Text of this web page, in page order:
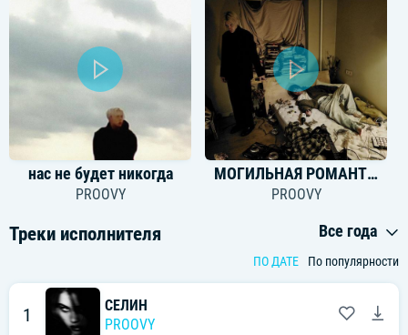
нас не будет никогда
PROOVY
МОГИЛЬНАЯ РОМАНТИКА
PROOVY
Треки исполнителя Все года
ПО ДАТЕ По популярности
1
СЕЛИН
PROOVY